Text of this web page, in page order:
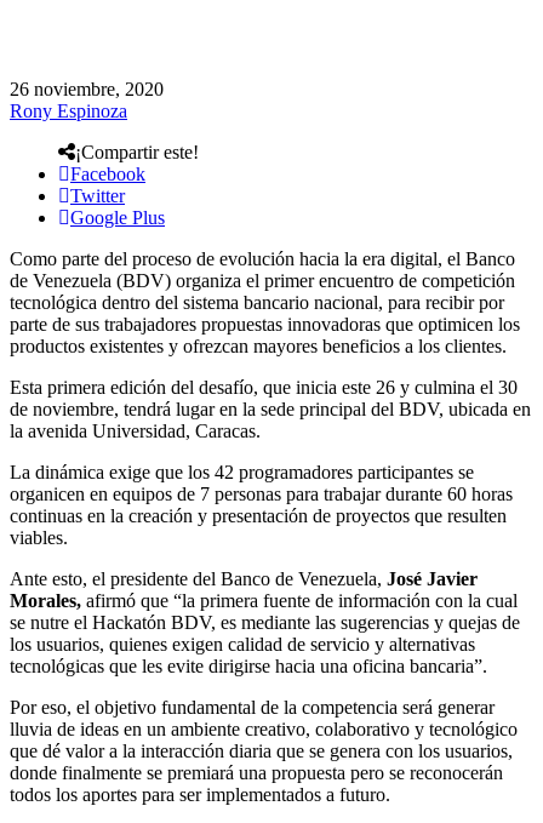
26 noviembre, 2020
Rony Espinoza
¡Compartir este!
Facebook
Twitter
Google Plus
Como parte del proceso de evolución hacia la era digital, el Banco
de Venezuela (BDV) organiza el primer encuentro de competición
tecnológica dentro del sistema bancario nacional, para recibir por
parte de sus trabajadores propuestas innovadoras que optimicen los
productos existentes y ofrezcan mayores beneficios a los clientes.
Esta primera edición del desafío, que inicia este 26 y culmina el 30
de noviembre, tendrá lugar en la sede principal del BDV, ubicada en
la avenida Universidad, Caracas.
La dinámica exige que los 42 programadores participantes se
organicen en equipos de 7 personas para trabajar durante 60 horas
continuas en la creación y presentación de proyectos que resulten
viables.
Ante esto, el presidente del Banco de Venezuela, José Javier
Morales, afirmó que “la primera fuente de información con la cual
se nutre el Hackatón BDV, es mediante las sugerencias y quejas de
los usuarios, quienes exigen calidad de servicio y alternativas
tecnológicas que les evite dirigirse hacia una oficina bancaria”.
Por eso, el objetivo fundamental de la competencia será generar
lluvia de ideas en un ambiente creativo, colaborativo y tecnológico
que dé valor a la interacción diaria que se genera con los usuarios,
donde finalmente se premiará una propuesta pero se reconocerán
todos los aportes para ser implementados a futuro.